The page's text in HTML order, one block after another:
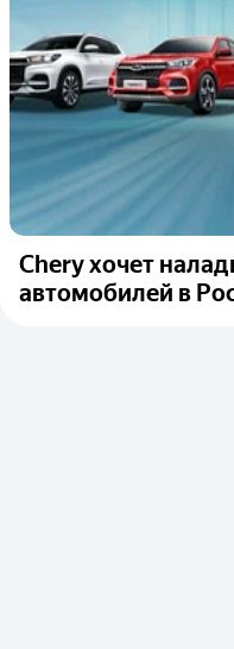
Chery хочет
автомобилей в